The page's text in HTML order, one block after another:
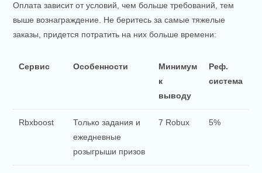
Оплата зависит от условий, чем больше требований, тем
выше вознаграждение. Не беритесь за самые тяжелые
заказы, придется потратить на них больше времени:
Сервис Особенности
Минимум
к
выводу
Реф.
система
Rbxboost
Только задания и
ежедневные
розыгрыши призов
7 Robux 5%